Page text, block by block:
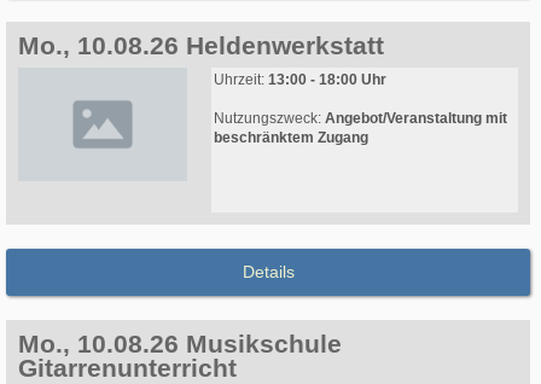
Mo., 10.08.26 Heldenwerkstatt
Uhrzeit: 13:00 - 18:00 Uhr
Nutzungszweck: Angebot/Veranstaltung mit
beschränktem Zugang
Details
Mo., 10.08.26 Musikschule
Gitarrenunterricht